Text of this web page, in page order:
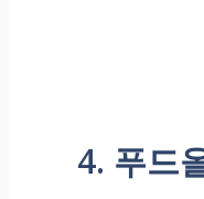
4. 푸드